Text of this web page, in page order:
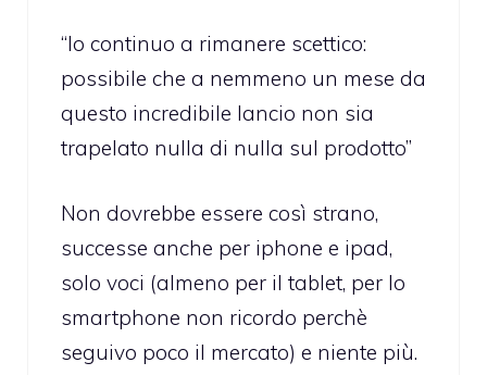
“Io continuo a rimanere scettico:
possibile che a nemmeno un mese da
questo incredibile lancio non sia
trapelato nulla di nulla sul prodotto”
Non dovrebbe essere così strano,
successe anche per iphone e ipad,
solo voci (almeno per il tablet, per lo
smartphone non ricordo perchè
seguivo poco il mercato) e niente più.